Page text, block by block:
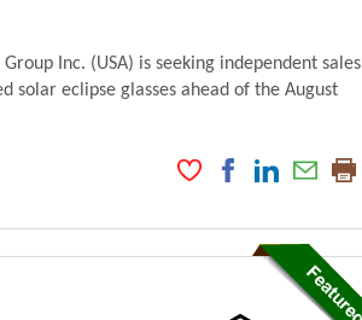
Inc. (USA) is seeking independent sales
solar eclipse glasses ahead of the August